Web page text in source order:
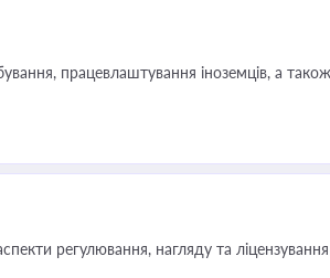
працевлаштування іноземців, а
регулювання, нагляду та